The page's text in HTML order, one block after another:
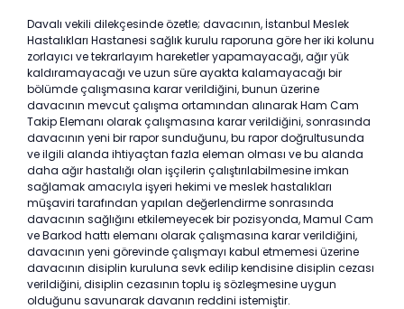
Davalı vekili dilekçesinde özetle; davacının, İstanbul Meslek
Hastalıkları Hastanesi sağlık kurulu raporuna göre her iki kolunu
zorlayıcı ve tekrarlayım hareketler yapamayacağı, ağır yük
kaldıramayacağı ve uzun süre ayakta kalamayacağı bir
bölümde çalışmasına karar verildiğini, bunun üzerine
davacının mevcut çalışma ortamından alınarak Ham Cam
Takip Elemanı olarak çalışmasına karar verildiğini, sonrasında
davacının yeni bir rapor sunduğunu, bu rapor doğrultusunda
ve ilgili alanda ihtiyaçtan fazla eleman olması ve bu alanda
daha ağır hastalığı olan işçilerin çalıştırılabilmesine imkan
sağlamak amacıyla işyeri hekimi ve meslek hastalıkları
müşaviri tarafından yapılan değerlendirme sonrasında
davacının sağlığını etkilemeyecek bir pozisyonda, Mamul Cam
ve Barkod hattı elemanı olarak çalışmasına karar verildiğini,
davacının yeni görevinde çalışmayı kabul etmemesi üzerine
davacının disiplin kuruluna sevk edilip kendisine disiplin cezası
verildiğini, disiplin cezasının toplu iş sözleşmesine uygun
olduğunu savunarak davanın reddini istemiştir.